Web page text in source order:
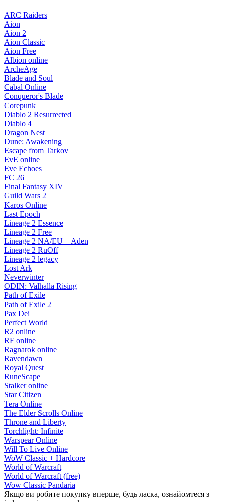
ARC Raiders
Aion
Aion 2
Aion Classic
Aion Free
Albion online
ArcheAge
Blade and Soul
Cabal Online
Conqueror's Blade
Corepunk
Diablo 2 Resurrected
Diablo 4
Dragon Nest
Dune: Awakening
Escape from Tarkov
EvE online
Eve Echoes
FC 26
Final Fantasy XIV
Guild Wars 2
Karos Online
Last Epoch
Lineage 2 Essence
Lineage 2 Free
Lineage 2 NA/EU + Aden
Lineage 2 RuOff
Lineage 2 legacy
Lost Ark
Neverwinter
ODIN: Valhalla Rising
Path of Exile
Path of Exile 2
Pax Dei
Perfect World
R2 online
RF online
Ragnarok online
Ravendawn
Royal Quest
RuneScape
Stalker online
Star Citizen
Tera Online
The Elder Scrolls Online
Throne and Liberty
Torchlight: Infinite
Warspear Online
Will To Live Online
WoW Classic + Hardcore
World of Warcraft
World of Warcraft (free)
Wow Classic Pandaria
Якщо ви робите покупку вперше, будь ласка, ознайомтеся з